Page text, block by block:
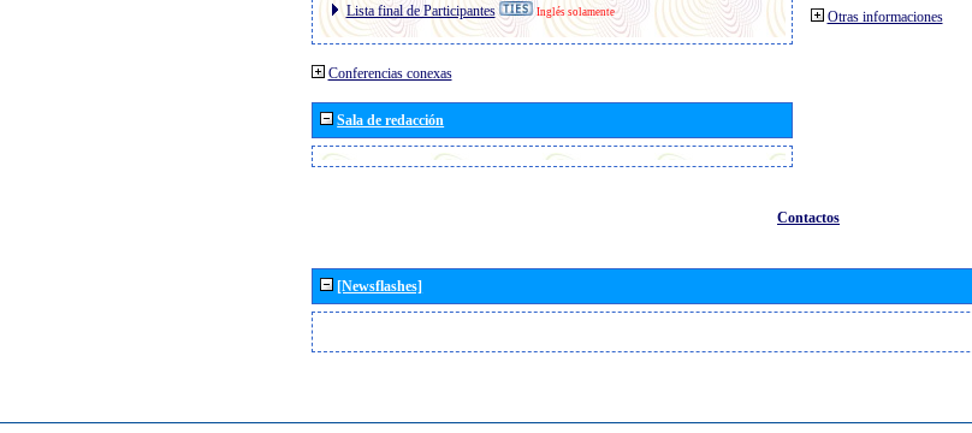
Lista final de Participantes Inglés solamente
Conferencias conexas
Sala de redacción
Otras informaciones
Contactos
[Newsflashes]